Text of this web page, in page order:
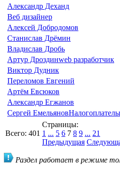
Александр Деханд
Веб дизайнер
Алексей Добродомов
Станислав Дрёмин
Владислав Дробь
Артур Дроздинweb разработчик
Виктор Дудник
Переломов Евгений
Артём Евсюков
Александр Егжанов
Сергей Емельянов
Всего: 401
Страницы:
1 ... 5 6 7 8 9 ... 21
Предыдущая
Раздел работает в режиме